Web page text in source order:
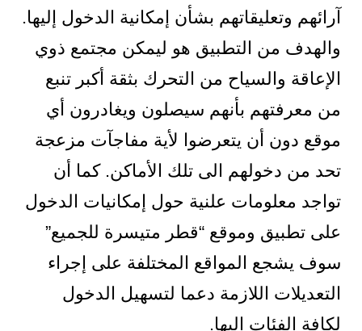
آرائهم وتعليقاتهم بشأن إمكانية الدخول إليها.
والهدف من التطبيق هو ليمكن مجتمع ذوي
الإعاقة والسياح من التحرك بثقة أكبر تنبع
من معرفتهم بأنهم سيصلون ويغادرون أي
موقع دون أن يتعرضوا لأية مفاجآت مزعجة
تحد من دخولهم الى تلك الأماكن. كما أن
تواجد معلومات علنية حول إمكانيات الدخول
على تطبيق وموقع “قطر متيسرة للجميع”
سوف يشجع المواقع المختلفة على إجراء
التعديلات اللازمة دعما لتسهيل الدخول
لكافة الفئات إليها.